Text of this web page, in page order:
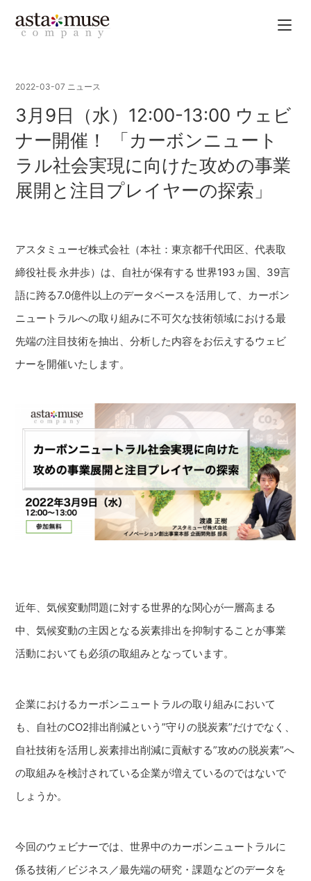
2022-03-07 ニュース
3月9日（水）12:00-13:00 ウェビ
ナー開催！ 「カーボンニュート
ラル社会実現に向けた攻めの事業
展開と注目プレイヤーの探索」
アスタミューゼ株式会社（本社：東京都千代田区、代表取
締役社長 永井歩）は、自社が保有する 世界193ヵ国、39言
語に跨る7.0億件以上のデータベースを活用して、カーボン
ニュートラルへの取り組みに不可欠な技術領域における最
先端の注目技術を抽出、分析した内容をお伝えするウェビ
ナーを開催いたします。
近年、気候変動問題に対する世界的な関心が一層高まる
中、気候変動の主因となる炭素排出を抑制することが事業
活動においても必須の取組みとなっています。
企業におけるカーボンニュートラルの取り組みにおいて
も、自社のCO2排出削減という”守りの脱炭素”だけでなく、
自社技術を活用し炭素排出削減に貢献する”攻めの脱炭素”へ
の取組みを検討されている企業が増えているのではないで
しょうか。
今回のウェビナーでは、世界中のカーボンニュートラルに
係る技術／ビジネス／最先端の研究・課題などのデータを